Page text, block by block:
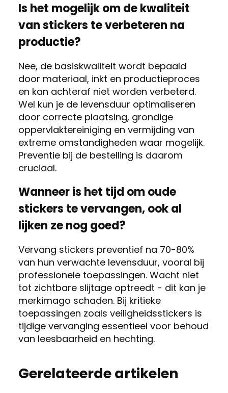
Is het mogelijk om de kwaliteit
van stickers te verbeteren na
productie?
Nee, de basiskwaliteit wordt bepaald
door materiaal, inkt en productieproces
en kan achteraf niet worden verbeterd.
Wel kun je de levensduur optimaliseren
door correcte plaatsing, grondige
oppervlaktereiniging en vermijding van
extreme omstandigheden waar mogelijk.
Preventie bij de bestelling is daarom
cruciaal.
Wanneer is het tijd om oude
stickers te vervangen, ook al
lijken ze nog goed?
Vervang stickers preventief na 70-80%
van hun verwachte levensduur, vooral bij
professionele toepassingen. Wacht niet
tot zichtbare slijtage optreedt - dit kan je
merkimago schaden. Bij kritieke
toepassingen zoals veiligheidsstickers is
tijdige vervanging essentieel voor behoud
van leesbaarheid en hechting.
Gerelateerde artikelen